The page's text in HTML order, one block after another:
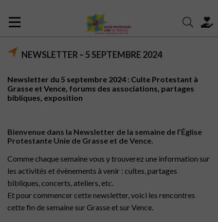
NEWSLETTER – 5 SEPTEMBRE 2024
Newsletter du 5 septembre 2024 : Culte Protestant à
Grasse et Vence, forums des associations, partages
bibliques, exposition
Bienvenue dans la Newsletter de la semaine de l’Église
Protestante Unie de Grasse et de Vence.
Comme chaque semaine vous y trouverez une information sur
les activités et évènements à venir : cultes, partages
bibliques, concerts, ateliers, etc.
Et pour commencer cette newsletter, voici les rencontres
cette fin de semaine sur Grasse et sur Vence.